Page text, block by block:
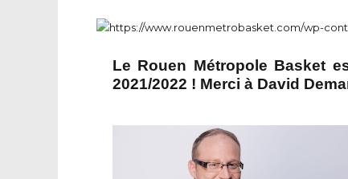
Le Rouen Métropole Basket
2021/2022 ! Merci à David